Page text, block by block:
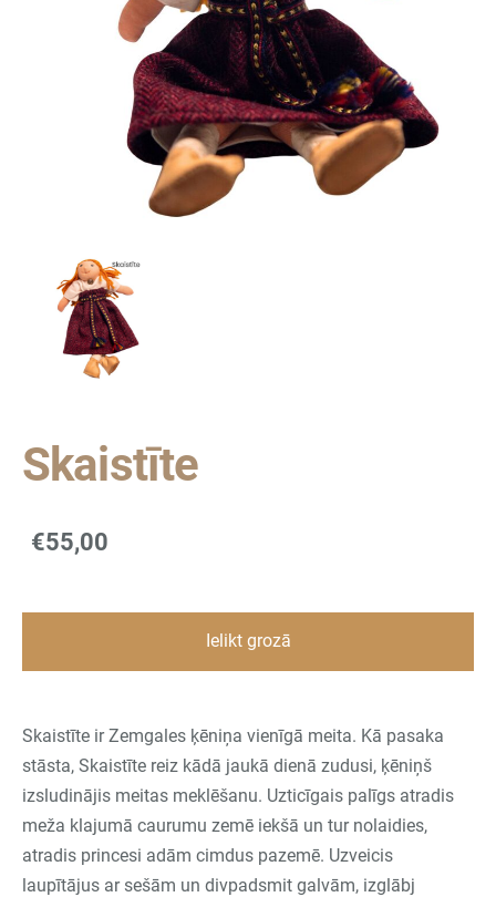
Skaistīte
€55,00
Ielikt grozā
Skaistīte ir Zemgales ķēniņa vienīgā meita. Kā pasaka
stāsta, Skaistīte reiz kādā jaukā dienā zudusi, ķēniņš
izsludinājis meitas meklēšanu. Uzticīgais palīgs atradis
meža klajumā caurumu zemē iekšā un tur nolaidies,
atradis princesi adām cimdus pazemē. Uzveicis
laupītājus ar sešām un divpadsmit galvām, izglābj